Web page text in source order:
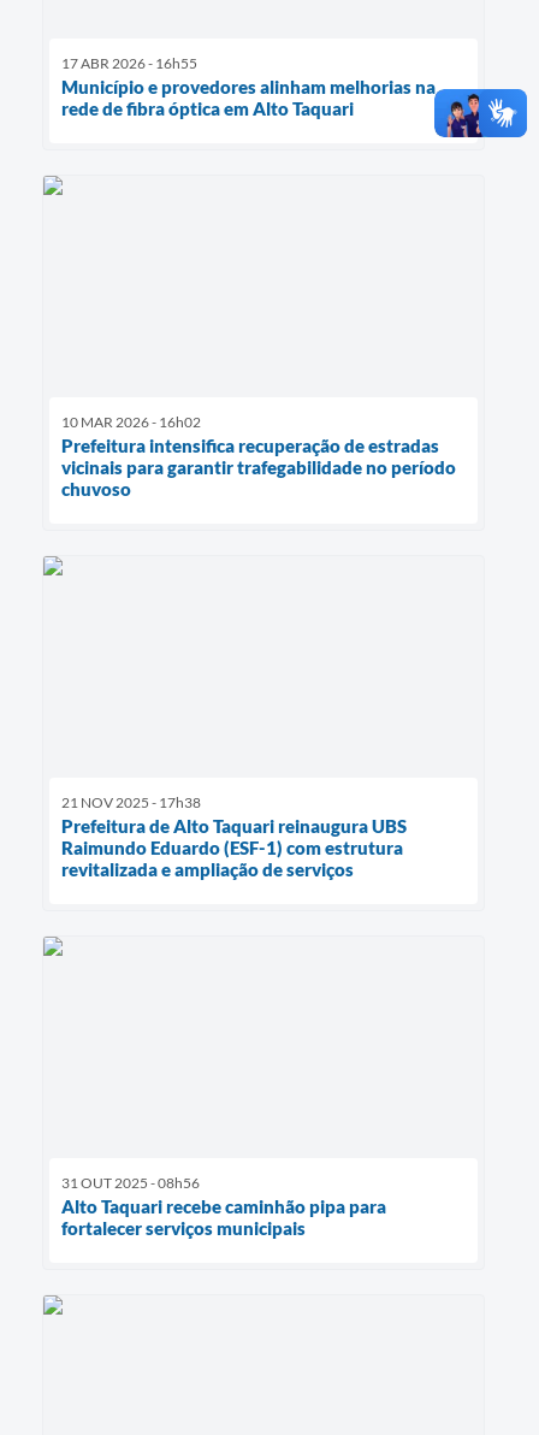
17 ABR 2026 - 16h55
Município e provedores alinham melhorias na
rede de fibra óptica em Alto Taquari
10 MAR 2026 - 16h02
Prefeitura intensifica recuperação de estradas
vicinais para garantir trafegabilidade no período
chuvoso
21 NOV 2025 - 17h38
Prefeitura de Alto Taquari reinaugura UBS
Raimundo Eduardo (ESF-1) com estrutura
revitalizada e ampliação de serviços
31 OUT 2025 - 08h56
Alto Taquari recebe caminhão pipa para
fortalecer serviços municipais